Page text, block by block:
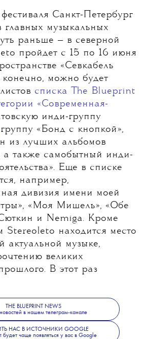
Санкт-Петербург
главных музыкальных
раньше — в северной
пройдет с 15 по 16 июня
«Севкабель
можно будет
списка The Blueprint
«Современная-
инди-группу
«Бонд с кнопкой»,
из лучших альбомов
а также самобытный инди-
Еще в списке
например,
дивизия имени моей
«Моя Мишель», «Обе
и Nemiga. Кроме
Stereoleto находится место
актуальной музыке,
великих
В этот раз
века и героя
авангарда, которому 16 июня
70 лет.
THE BLUEPRINT NEWS
в нашем телеграм-канале
НАС В ИСТОЧНИКИ GOOGLE
будет чаще появляться у вас в Google